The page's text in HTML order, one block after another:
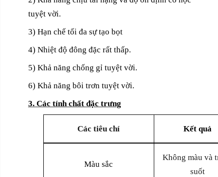
tuyệt vời.
3) Hạn chế tối đa sự tạo bọt
4) Nhiệt độ đông đặc rất thấp.
5) Khả năng chống gỉ tuyệt vời.
6) Khả năng bôi trơn tuyệt vời.
3. Các tính chất đặc trưng
Các tiêu chí Kết quả
Màu sắc
Không màu và
suốt